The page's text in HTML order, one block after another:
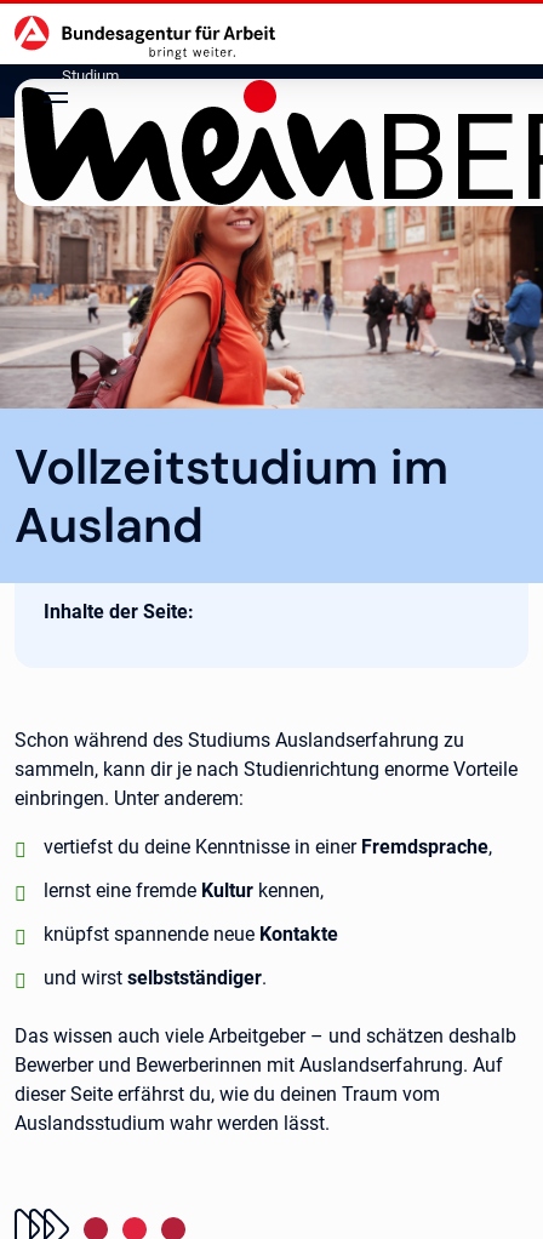
zu den Hauptinhalten springen
Hauptnavigation
Studium
Vollzeitstudium im
Ausland
Inhalte der Seite:
Schon während des Studiums Auslandserfahrung zu
sammeln, kann dir je nach Studienrichtung enorme Vorteile
einbringen. Unter anderem:
positiv:
vertiefst du deine Kenntnisse in einer Fremdsprache,
positiv:
lernst eine fremde Kultur kennen,
positiv:
knüpfst spannende neue Kontakte
positiv:
und wirst selbstständiger.
Das wissen auch viele Arbeitgeber – und schätzen deshalb
Bewerber und Bewerberinnen mit Auslandserfahrung. Auf
dieser Seite erfährst du, wie du deinen Traum vom
Auslandsstudium wahr werden lässt.